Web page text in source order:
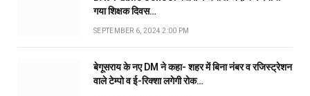
गया शिक्षक दिवस…
SEPTEMBER 6, 2024 2:00 PM
बेगूसराय के नए DM ने कहा- शहर में बिना नंबर व रजिस्ट्रेशन
वाले टेम्पो व ई-रिक्शा लगेगी रोक…